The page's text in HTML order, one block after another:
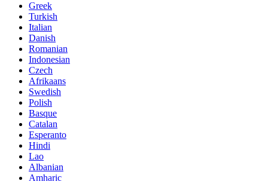
Greek
Turkish
Italian
Danish
Romanian
Indonesian
Czech
Afrikaans
Swedish
Polish
Basque
Catalan
Esperanto
Hindi
Lao
Albanian
Amharic